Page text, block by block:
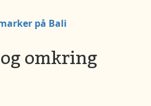
på Bali
omkring